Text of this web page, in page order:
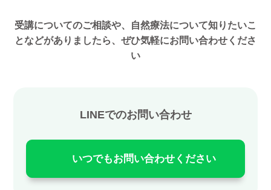
受講についてのご相談や、自然療法について知りたいこ
となどがありましたら、ぜひ気軽にお問い合わせくださ
い
LINEでのお問い合わせ
いつでもお問い合わせください